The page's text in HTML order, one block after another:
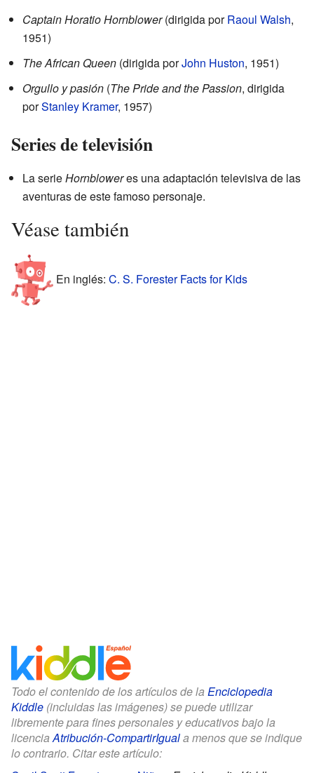
Captain Horatio Hornblower(dirigida porRaoul Walsh,
1951)
The African Queen (dirigida porJohn Huston, 1951)
Orgullo y pasión (The Pride and the Passion, dirigida
porStanley Kramer, 1957)
Series de televisión
La serieHornbloweres una adaptación televisiva de las
aventuras de este famoso personaje.
Véase también
En inglés: C. S. Forester Facts for Kids
Todo el contenido de los artículos de la Enciclopedia
Kiddle (incluidas las imágenes) se puede utilizar
libremente para fines personales y educativos bajo la
licenciaAtribución-CompartirIguala menos que se indique
lo contrario. Citar este artículo: